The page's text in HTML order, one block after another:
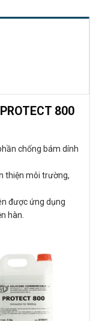
800
chống bám dính
thiện môi trường,
được ứng dụng
hàn.